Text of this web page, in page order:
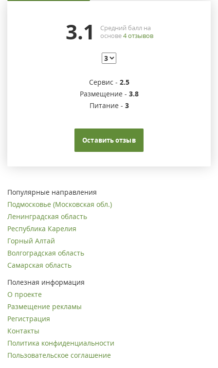
3.1
Средний балл на
основе4отзывов
Сервис - 2.5
Размещение - 3.8
Питание - 3
Оставить отзыв
Популярные направления
Подмосковье (Московская обл.)
Ленинградская область
Республика Карелия
Горный Алтай
Волгоградская область
Самарская область
Полезная информация
О проекте
Размещение рекламы
Регистрация
Контакты
Политика конфиденциальности
Пользовательское соглашение